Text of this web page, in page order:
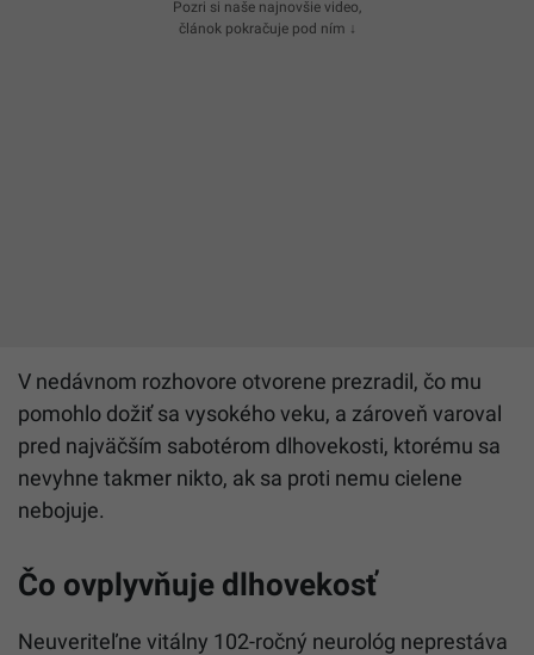
Pozri si naše najnovšie video,
článok pokračuje pod ním ↓
V nedávnom rozhovore otvorene prezradil, čo mu
pomohlo dožiť sa vysokého veku, a zároveň varoval
pred najväčším sabotérom dlhovekosti, ktorému sa
nevyhne takmer nikto, ak sa proti nemu cielene
nebojuje.
Čo ovplyvňuje dlhovekosť
Neuveriteľne vitálny 102-ročný neurológ neprestáva